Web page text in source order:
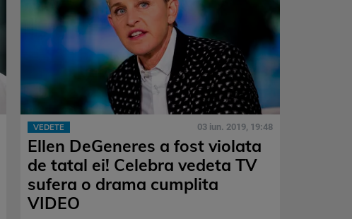
VEDETE 03 iun. 2019, 19:48
Ellen DeGeneres a fost violata
de tatal ei! Celebra vedeta TV
sufera o drama cumplita
VIDEO